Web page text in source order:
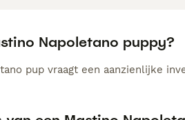
Napoletano puppy?
pup vraagt een aanzienlijke